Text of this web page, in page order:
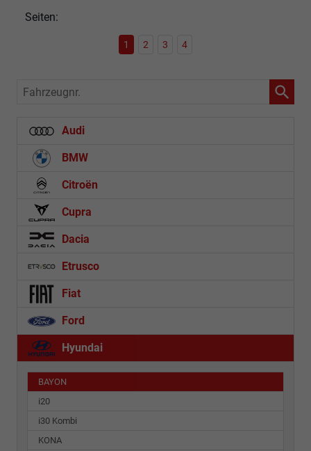
Seiten:
1 2 3 4
Fahrzeugnr.
Audi
BMW
Citroën
Cupra
Dacia
Etrusco
Fiat
Ford
Hyundai
BAYON
i20
i30 Kombi
KONA